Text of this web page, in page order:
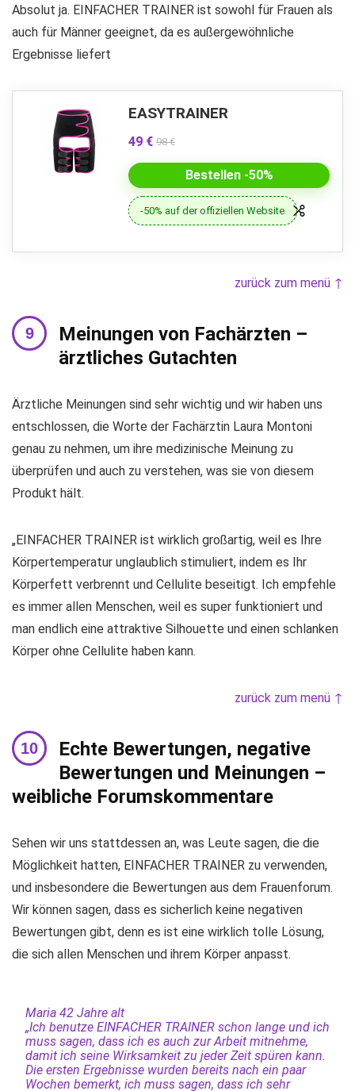
Absolut ja. EINFACHER TRAINER ist sowohl für Frauen als
auch für Männer geeignet, da es außergewöhnliche
Ergebnisse liefert
EASYTRAINER
49 € 98 €
Bestellen -50%
-50% auf der offiziellen Website
zurück zum menü ↑
Meinungen von Fachärzten –
ärztliches Gutachten
Ärztliche Meinungen sind sehr wichtig und wir haben uns
entschlossen, die Worte der Fachärztin Laura Montoni
genau zu nehmen, um ihre medizinische Meinung zu
überprüfen und auch zu verstehen, was sie von diesem
Produkt hält.
„EINFACHER TRAINER ist wirklich großartig, weil es Ihre
Körpertemperatur unglaublich stimuliert, indem es Ihr
Körperfett verbrennt und Cellulite beseitigt. Ich empfehle
es immer allen Menschen, weil es super funktioniert und
man endlich eine attraktive Silhouette und einen schlanken
Körper ohne Cellulite haben kann.
zurück zum menü ↑
Echte Bewertungen, negative
Bewertungen und Meinungen –
weibliche Forumskommentare
Sehen wir uns stattdessen an, was Leute sagen, die die
Möglichkeit hatten, EINFACHER TRAINER zu verwenden,
und insbesondere die Bewertungen aus dem Frauenforum.
Wir können sagen, dass es sicherlich keine negativen
Bewertungen gibt, denn es ist eine wirklich tolle Lösung,
die sich allen Menschen und ihrem Körper anpasst.
Maria 42 Jahre alt
„Ich benutze EINFACHER TRAINER schon lange und ich
muss sagen, dass ich es auch zur Arbeit mitnehme,
damit ich seine Wirksamkeit zu jeder Zeit spüren kann.
Die ersten Ergebnisse wurden bereits nach ein paar
Wochen bemerkt, ich muss sagen, dass ich sehr